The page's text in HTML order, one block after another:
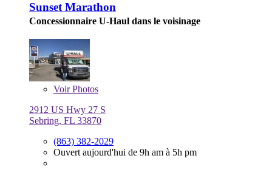
Sunset Marathon
Concessionnaire U-Haul dans le voisinage
VoirPhotos
2912 US Hwy 27 S
Sebring, FL 33870
(863) 382-2029
Ouvert aujourd'hui de 9h am à 5h pm